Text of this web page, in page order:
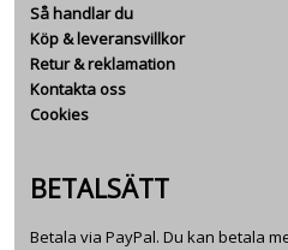
Så handlar du
Köp & leveransvillkor
Retur & reklamation
Kontakta oss
Cookies
BETALSÄTT
Betala via PayPal. Du kan betala